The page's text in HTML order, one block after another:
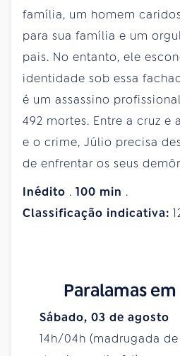
família, um homem
para sua família e um
pais. No entanto, ele
identidade sob essa
é um assassino
492 mortes. Entre a cruz e
e o crime, Júlio precisa
de enfrentar os seus
Inédito . 100 min .
Classificação indicativa:
Paralamas
Sábado, 03 de agosto
14h/04h (madrugada